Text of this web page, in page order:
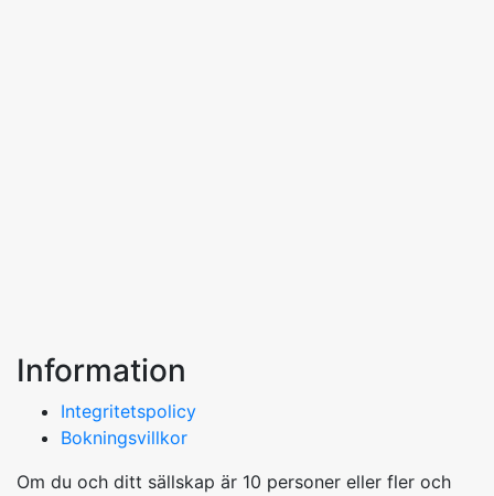
Information
Integritetspolicy
Bokningsvillkor
Om du och ditt sällskap är 10 personer eller fler och